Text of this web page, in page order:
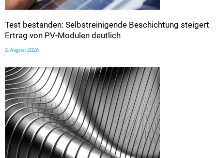
Test bestanden: Selbstreinigende Beschichtung steigert
Ertrag von PV-Modulen deutlich
2. August 2026